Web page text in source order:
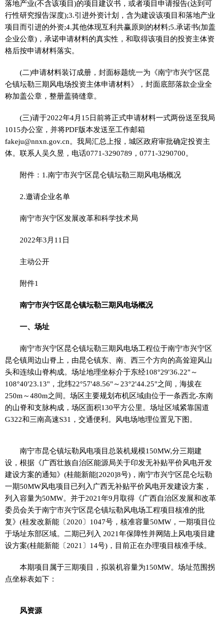
落地产业(不含该项目)的项目建议书，或者项目申请报告(达到可
行性研究报告深度);3.引进外资计划，含为建设该项目和落地产业
项目而引进的外资;4.其他体现互利共赢原则的材料;5.承诺书(加盖
企业公章)，承诺申请材料的真实性 ，和取得该项目的投资主体资
格后按申请材料落实。
(二)申请材料装订成册，封面标题统一为《南宁市兴宁区昆
仑镇坛勒三期风电场投资主体申请材料》，封面底部落款企业全
称加盖公章，整册盖骑缝章。
(三)请于2022年4月15日前将正式申请材料一式两份送至我局
1015办公室，并将PDF版本发送至工作邮箱
fakeju@nnxn.gov.cn。我局汇总上报，城区政府审批确定投资主
体。联系人吴久昱，电话0771-3290789，0771-3290700。
附件：1.南宁市兴宁区昆仑镇坛勒三期风电场概况
2.邀请企业名单
南宁市兴宁区发展改革和科学技术局
2022年3月11日
主动公开
附件1
南宁市兴宁区昆仑镇坛勒三期风电场概况
一、场址
南宁市兴宁区昆仑镇坛勒三期风电场工程位于南宁市兴宁区
昆仑镇周边山脊上，由昆仑镇东、南、西三个方向的高耸迎风山
头和连续山脊构成。场址地理坐标介于东经108°29'36.22"～
108°40'23.13"，北纬22°57'48.56"～23°2'44.25"之间，海拔在
250m～480m之间。场区主要规划布机区域由位于一条西北-东南
的山脊和支脉构成，场区面积130平方公里。场址区域紧靠国道
G322和三南高速S31，交通便利。风电场地理位置见下图。
南宁市昆仑镇坛勒风电项目总装机规模150MW,分三期建
设，根据《广西壮族自治区能源局关于印发无补贴平价风电开发
建设方案的通知》(桂能新能[2020]8号)，南宁市兴宁区昆仑坛勒
一期50MW风电项目已列入广西无补贴平价风电开发建设方案，
列入容量为50MW。并于2021年9月取得《广西自治区发展和改革
委员会关于南宁市兴宁区昆仑镇坛勒风电场工程项目核准的批
复》(桂发改新能〔2020〕1047号，核准容量50MW，一期项目位
于场址东部区域。二期已列入 2021年保障性并网陆上风电项目建
设方案(桂能新能〔2021〕14号)，目前正在办理项目核准手续。
本期项目属于三期项目，拟装机容量为150MW。场址范围拐
点坐标表如下：
风资源